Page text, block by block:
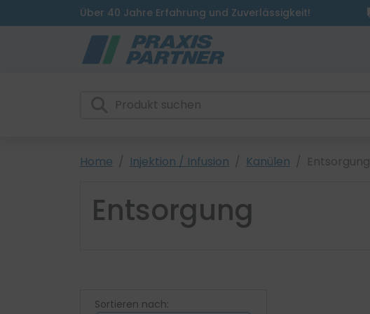
Über 40 Jahre Erfahrung und Zuverlässigkeit!
Home Injektion / Infusion Kanülen Entsorgung
Entsorgung
Sortieren nach: